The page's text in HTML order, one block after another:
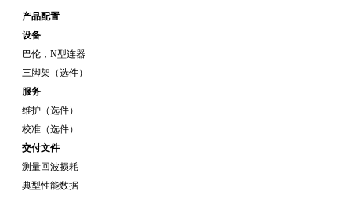
产品配置
设备
巴伦， N型连器
三脚架（选件）
服务
维护（选件）
校准（选件）
交付文件
测量回波损耗
典型性能数据